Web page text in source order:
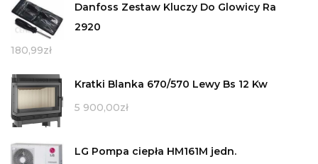
Danfoss Zestaw Kluczy Do Glowicy Ra
2920
180,99zł
Kratki Blanka 670/570 Lewy Bs 12 Kw
5 900,00zł
LG Pompa ciepła HM161M jedn.